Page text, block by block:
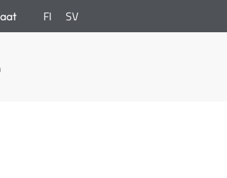
FI SV